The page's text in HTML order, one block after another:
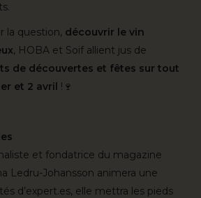
la question, découvrir le vin
, HOBA et Soif allient jus de
de découvertes et fêtes sur tout
et 2 avril !🍷
et fondatrice du magazine
Ledru-Johansson animera une
d’expert.es, elle mettra les pieds